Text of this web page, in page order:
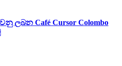
ලබන Café Cursor Colombo